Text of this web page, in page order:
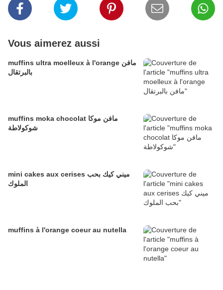
Vous aimerez aussi
muffins ultra moelleux à l'orange مافن
بالبرتقال
muffins moka chocolat مافن موكا
شوكولاطة
mini cakes aux cerises ميني كيك بحب
الملوك
muffins à l'orange coeur au nutella